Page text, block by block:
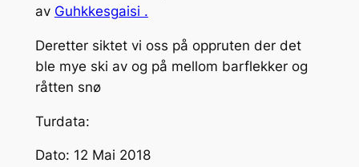
av Guhkkesgaisi .
Deretter siktet vi oss på oppruten der det
ble mye ski av og på mellom barflekker og
råtten snø
Turdata:
Dato: 12 Mai 2018